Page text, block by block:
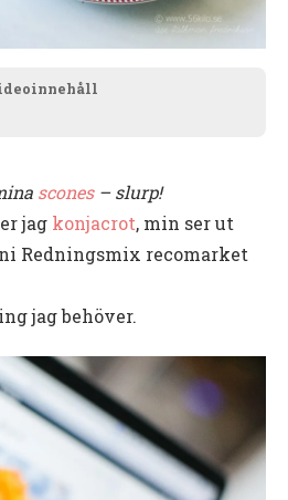
scones– slurp!
jag konjacrot, min ser ut
Redningsmix recomarket
jag behöver.